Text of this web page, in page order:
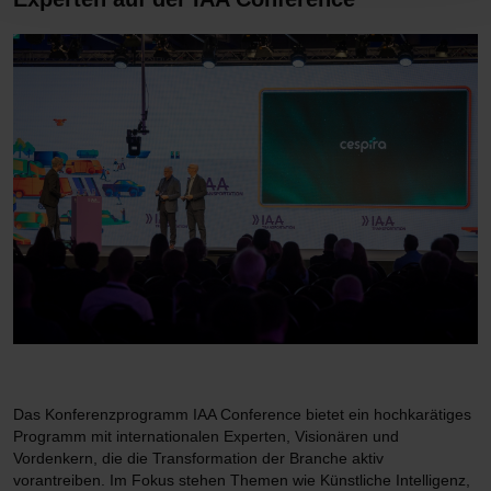
Das Konferenzprogramm IAA Conference bietet ein hochkarätiges
Programm mit internationalen Experten, Visionären und
Vordenkern, die die Transformation der Branche aktiv
vorantreiben. Im Fokus stehen Themen wie Künstliche Intelligenz,